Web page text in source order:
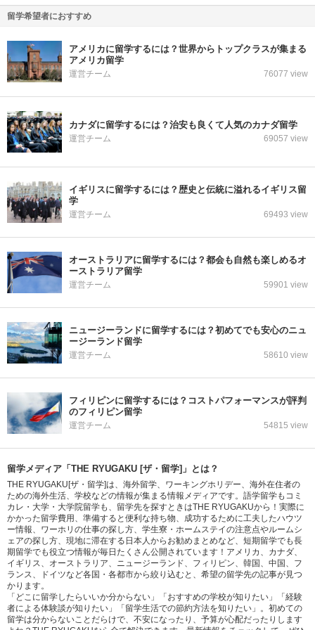
留学希望者におすすめ
アメリカに留学するには？世界からトップクラスが集まる
アメリカ留学
運営チーム 76077 view
カナダに留学するには？治安も良くて人気のカナダ留学
運営チーム 69057 view
イギリスに留学するには？歴史と伝統に溢れるイギリス留
学
運営チーム 69493 view
オーストラリアに留学するには？都会も自然も楽しめるオ
ーストラリア留学
運営チーム 59901 view
ニュージーランドに留学するには？初めてでも安心のニュ
ージーランド留学
運営チーム 58610 view
フィリピンに留学するには？コストパフォーマンスが評判
のフィリピン留学
運営チーム 54815 view
留学メディア「THE RYUGAKU [ザ・留学]」とは？
THE RYUGAKU[ザ・留学]は、海外留学、ワーキングホリデー、海外在住者の
ための海外生活、学校などの情報が集まる情報メディアです。語学留学もコミ
カレ・大学・大学院留学も、留学先を探すときはTHE RYUGAKUから！実際に
かかった留学費用、準備すると便利な持ち物、成功するために工夫したハウツ
ー情報、ワーホリの仕事の探し方、学生寮・ホームステイの注意点やルームシ
ェアの探し方、現地に滞在する日本人からお勧めまとめなど、短期留学でも長
期留学でも役立つ情報が毎日たくさん公開されています！アメリカ、カナダ、
イギリス、オーストラリア、ニュージーランド、フィリピン、韓国、中国、フ
ランス、ドイツなど各国・各都市から絞り込むと、希望の留学先の記事が見つ
かります。
「どこに留学したらいいか分からない」「おすすめの学校が知りたい」「経験
者による体験談が知りたい」「留学生活での節約方法を知りたい」。初めての
留学は分からないことだらけで、不安になったり、予算が心配だったりします